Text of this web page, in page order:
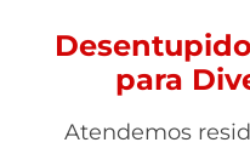
para
Atendemos